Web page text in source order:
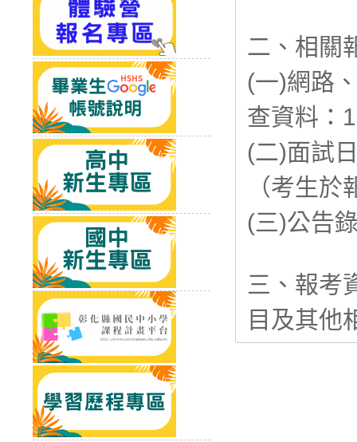
二、相關
(一)網路
查資料：
(二)面試
（考生
(三)公告
三、報考
目及其他